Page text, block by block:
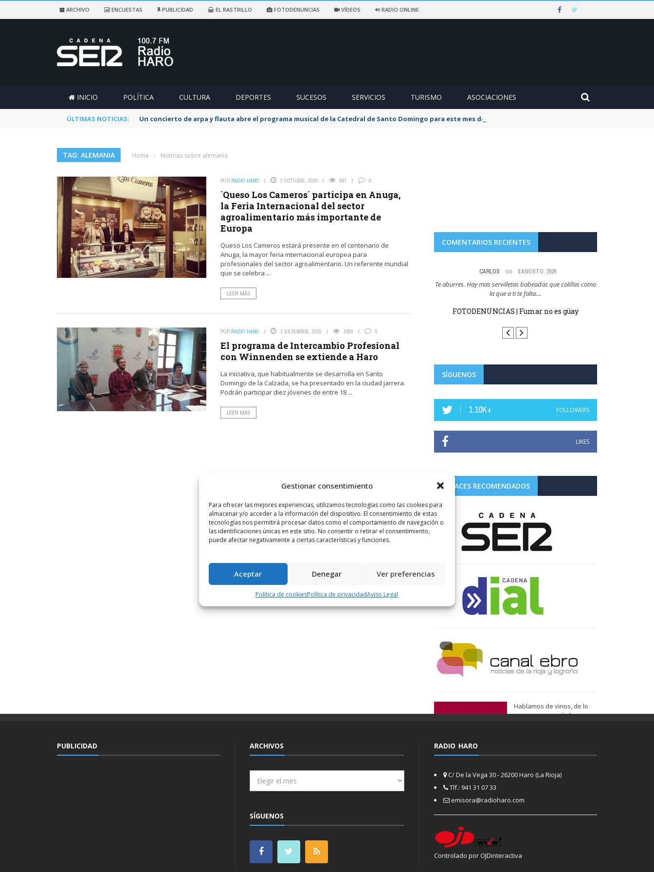
Gestionar consentimiento
Para ofrecer las mejores experiencias, utilizamos tecnologías como las cookies para
almacenar y/o acceder a la información del dispositivo. El consentimiento de estas
tecnologías nos permitirá procesar datos como el comportamiento de navegación o
las identificaciones únicas en este sitio. No consentir o retirar el consentimiento,
puede afectar negativamente a ciertas características y funciones.
Aceptar Denegar Ver preferencias
Política de cookiesPolítica de privacidadAviso Legal
ARCHIVO ENCUESTAS PUBLICIDAD EL RASTRILLO FOTODENUNCIAS VÍDEOS RADIO ONLINE
INICIO POLÍTICA CULTURA DEPORTES SUCESOS SERVICIOS TURISMO ASOCIACIONES
ÚLTIMAS NOTICIAS: Un concierto de arpa y flauta abre el programa musical de la Catedral de Santo Domingo para este mes de agosto
TAG: ALEMANIA Home › Noticias sobre alemania
POR RADIO HARO 2 OCTUBRE, 2019 987 0
`Queso Los Cameros´ participa en Anuga,
la Feria Internacional del sector
agroalimentario más importante de
Europa
Queso Los Cameros estará presente en el centenario de
Anuga, la mayor feria internacional europea para
profesionales del sector agroalimentario. Un referente mundial
que se celebra ...
LEER MÁS
POR RADIO HARO 3 DICIEMBRE, 2015 1080 0
El programa de Intercambio Profesional
con Winnenden se extiende a Haro
La iniciativa, que habitualmente se desarrolla en Santo
Domingo de la Calzada, se ha presentado en la ciudad jarrera.
Podrán participar diez jóvenes de entre 18 ...
LEER MÁS
COMENTARIOS RECIENTES
CARLOS on 8 AGOSTO, 2026
Te aburres. Hay mas servilletas babeadas que colillas como
la que a ti te falta....
FOTODENUNCIAS | Fumar no es güay
SÍGUENOS
1.10K+ FOLLOWERS
LIKES
ENLACES RECOMENDADOS
Hablamos de vinos, de lo
que nos gusta, de lo que
PUBLICIDAD ARCHIVOS
SÍGUENOS
RADIO HARO
C/ De la Vega 30 - 26200 Haro (La Rioja)
Tlf.: 941 31 07 33
emisora@radioharo.com
Controlado por OJDinteractiva